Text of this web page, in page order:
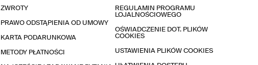
ZWROTY
PRAWO ODSTĄPIENIA OD UMOWY
KARTA PODARUNKOWA
METODY PŁATNOŚCI
REGULAMIN PROGRAMU
LOJALNOŚCIOWEGO
OŚWIADCZENIE DOT. PLIKÓW
COOKIES
USTAWIENIA PLIKÓW COOKIES